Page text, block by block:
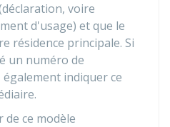
voire
d'usage) et que le
résidence principale. Si
un numéro de
indiquer ce
de ce modèle